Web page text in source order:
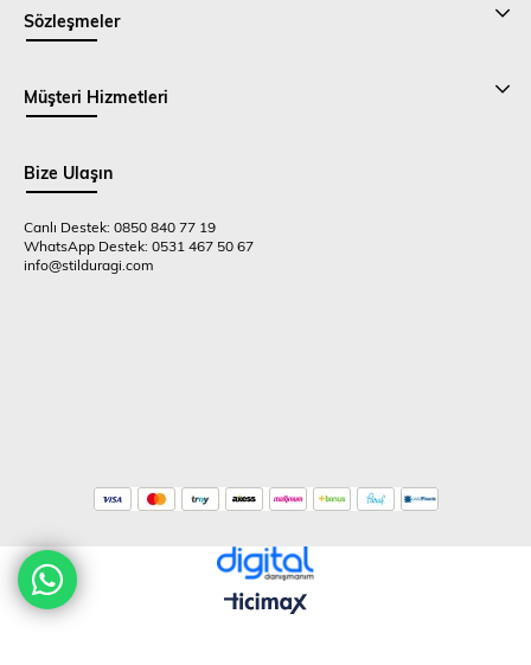
Sözleşmeler
Müşteri Hizmetleri
Bize Ulaşın
Canlı Destek: 0850 840 77 19
WhatsApp Destek: 0531 467 50 67
info@stilduragi.com